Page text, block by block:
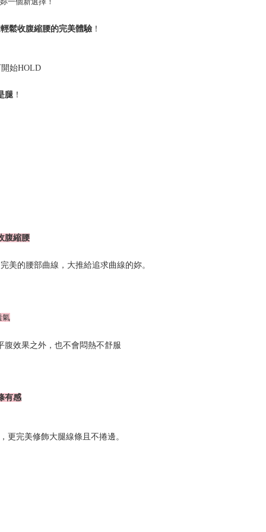
輕鬆收腹縮腰的完美體驗！
始HOLD
腿！
腹縮腰
美的腰部曲線，大推給追求曲線的妳。
氣
腹效果之外，也不會悶熱不舒服
有感
更完美修飾大腿線條且不捲邊。